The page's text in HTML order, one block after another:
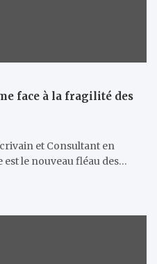
face à la fragilité des
et Consultant en
le nouveau fléau des…